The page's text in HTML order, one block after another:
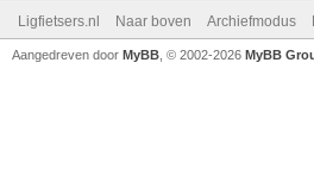
Ligfietsers.nl Naar boven Archiefmodus
Aangedreven door MyBB , © 2002-2026 MyBB